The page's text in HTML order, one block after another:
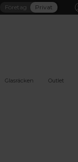
Företag Privat
Glasräcken Outlet